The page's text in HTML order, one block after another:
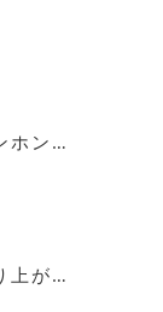
奥二重さんのワンホンマツエク
まつ毛がしっかり上がるまつ毛パーマ